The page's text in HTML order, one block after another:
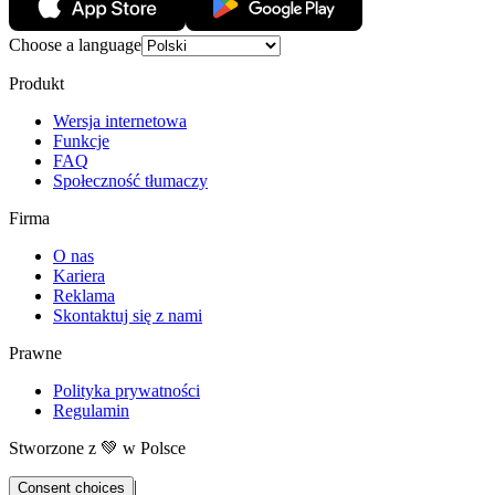
Choose a language
Produkt
Wersja internetowa
Funkcje
FAQ
Społeczność tłumaczy
Firma
O nas
Kariera
Reklama
Skontaktuj się z nami
Prawne
Polityka prywatności
Regulamin
Stworzone z 💚 w Polsce
Consent choices |